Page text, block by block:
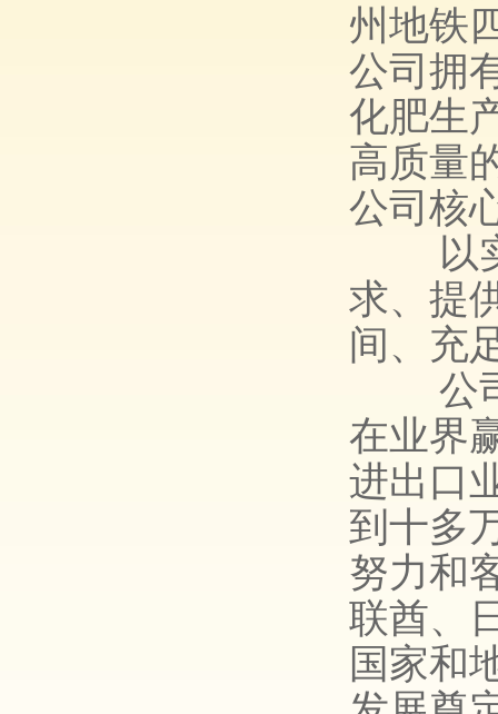
州地铁
公司拥
化肥生
高质量
公司核
以
求、提
间、充
公
在业界
进出口
到十多
努力和
联酋、
国家和